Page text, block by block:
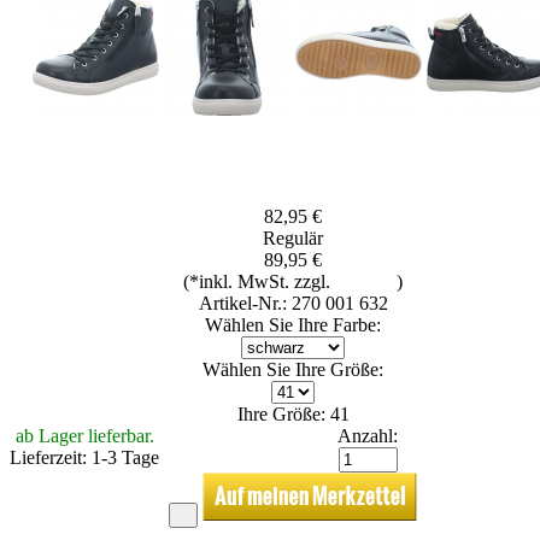
82,95 €
Regulär
89,95 €
(*inkl. MwSt. zzgl.
)
Artikel-Nr.: 270 001 632
Wählen Sie Ihre Farbe:
Wählen Sie Ihre Größe:
Ihre Größe: 41
ab Lager lieferbar.
Lieferzeit: 1-3 Tage
Anzahl: